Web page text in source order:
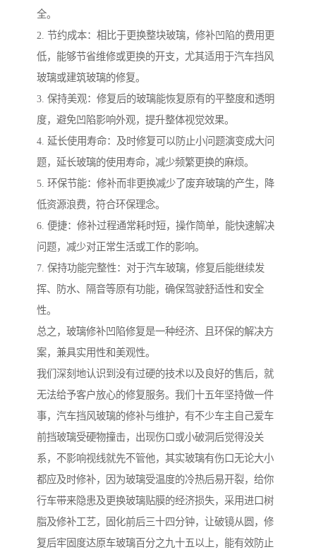
全。
2. 节约成本：相比于更换整块玻璃，修补凹陷的费用更
低，能够节省维修或更换的开支，尤其适用于汽车挡风
玻璃或建筑玻璃的修复。
3. 保持美观：修复后的玻璃能恢复原有的平整度和透明
度，避免凹陷影响外观，提升整体视觉效果。
4. 延长使用寿命：及时修复可以防止小问题演变成大问
题，延长玻璃的使用寿命，减少频繁更换的麻烦。
5. 环保节能：修补而非更换减少了废弃玻璃的产生，降
低资源浪费，符合环保理念。
6. 便捷：修补过程通常耗时短，操作简单，能快速解决
问题，减少对正常生活或工作的影响。
7. 保持功能完整性：对于汽车玻璃，修复后能继续发
挥、防水、隔音等原有功能，确保驾驶舒适性和安全
性。
总之，玻璃修补凹陷修复是一种经济、且环保的解决方
案，兼具实用性和美观性。
我们深刻地认识到没有过硬的技术以及良好的售后，就
无法给予客户放心的修复服务。我们十五年坚持做一件
事，汽车挡风玻璃的修补与维护，有不少车主自己爱车
前挡玻璃受硬物撞击，出现伤口或小破洞后觉得没关
系，不影响视线就先不管他，其实玻璃有伤口无论大小
都应及时修补，因为玻璃受温度的冷热后易开裂，给你
行车带来隐患及更换玻璃贴膜的经济损失，采用进口树
脂及修补工艺，固化前后三十四分钟，让破镜从圆，修
复后牢固度达原车玻璃百分之九十五以上，能有效防止